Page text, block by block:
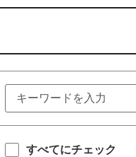
すべてにチェック